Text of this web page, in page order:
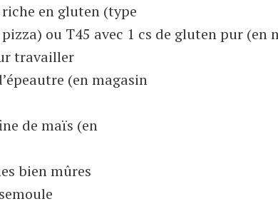
en gluten (type
ou T45 avec 1 cs de gluten pur (en
travailler
(en magasin
de maïs (en
bien mûres